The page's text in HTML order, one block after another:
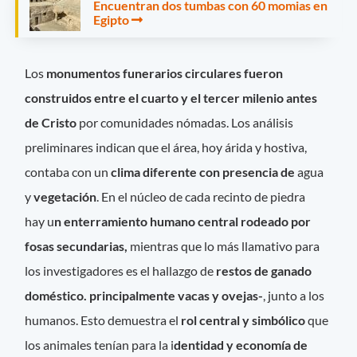
Encuentran dos tumbas con 60 momias en
Egipto
Los monumentos funerarios circulares fueron
construidos entre el cuarto y el tercer milenio antes
de Cristo por comunidades nómadas. Los análisis
preliminares indican que el área, hoy árida y hostiva,
contaba con unclima diferente con presencia de agua
yvegetación. En el núcleo de cada recinto de piedra
hay un enterramiento humano central rodeado por
fosas secundarias, mientras que lo más llamativo para
los investigadores es el hallazgo de restos de ganado
doméstico. principalmente vacas y ovejas-, junto a los
humanos. Esto demuestra el rol central y simbólicoque
los animales tenían para la identidad y economía de